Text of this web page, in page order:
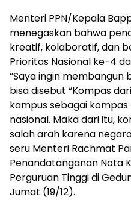
Menteri PPN/Kepala
menegaskan bahwa
kreatif, kolaboratif, dan
Prioritas Nasional ke-4
“Saya ingin membangun
bisa disebut “Kompas
kampus sebagai
nasional. Maka dari itu,
salah arah karena
seru Menteri Rachmat
Penandatanganan Nota
Perguruan Tinggi di
Jumat (19/12).